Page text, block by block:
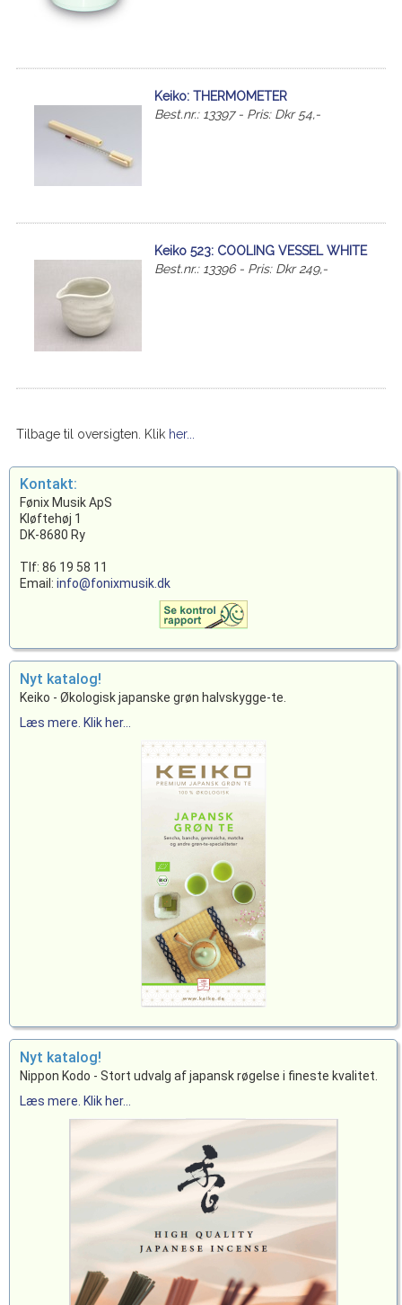
Keiko: THERMOMETER
Best.nr.: 13397 - Pris: Dkr 54,-
Keiko 523: COOLING VESSEL WHITE
Best.nr.: 13396 - Pris: Dkr 249,-
Tilbage til oversigten. Klik her...
Kontakt:
Fønix Musik ApS
Kløftehøj 1
DK-8680 Ry
Tlf: 86 19 58 11
Email: info@fonixmusik.dk
Nyt katalog!
Keiko - Økologisk japanske grøn halvskygge-te.
Læs mere. Klik her...
Nyt katalog!
Nippon Kodo - Stort udvalg af japansk røgelse i fineste kvalitet.
Læs mere. Klik her...